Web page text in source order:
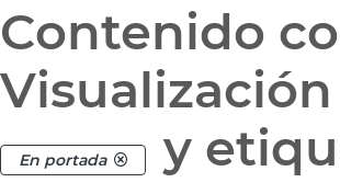
Contenido
Visualización
En portada y